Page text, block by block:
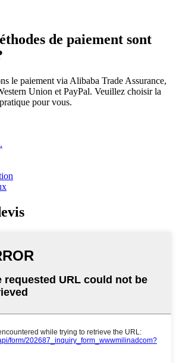
de paiement sont
le paiement via Alibaba Trade Assurance,
Union et PayPal. Veuillez choisir la
pour vous.